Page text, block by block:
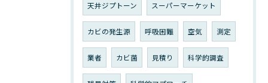
天井ジプトーン スーパーマーケット
カビの発生源 呼吸困難 空気 測定
業者 カビ菌 見積り 科学的調査